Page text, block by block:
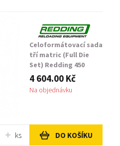
Celoformátovací sada
tří matric (Full Die
Set) Redding 450
Bushmaster
4 604.00 Kč
Na objednávku
ks DO KOŠÍKU